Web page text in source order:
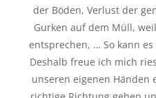
der Böden, Verlust der
Gurken auf dem Müll,
entsprechen, … So kann
Deshalb freue ich mich
unseren eigenen Händen